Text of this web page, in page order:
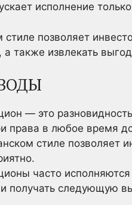
исполнение
позволяет
а также извлекать
— это
права в любое время
стиле позволяет
часто
получать следующую